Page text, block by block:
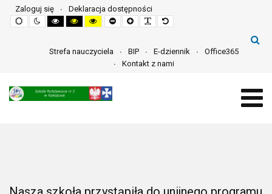
Zaloguj się
Deklaracja dostępności
Default
mode
Night
mode
High
contrast
mode
High
contrast
mode
High
contrast
mode
Set
smaller
Set
larger
Make
font
Set
default
Strefa nauczyciela
BIP E-dziennik
Office365
Kontakt z nami